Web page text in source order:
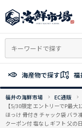
ン
ン
へ
ッ
海産物で探す 福
福井の海鮮市場 EC通販
【5/30限定 エントリーでP最
ほっけ 骨付き チャック袋 バラ
クーポン付 塩なし ギフト 父の日